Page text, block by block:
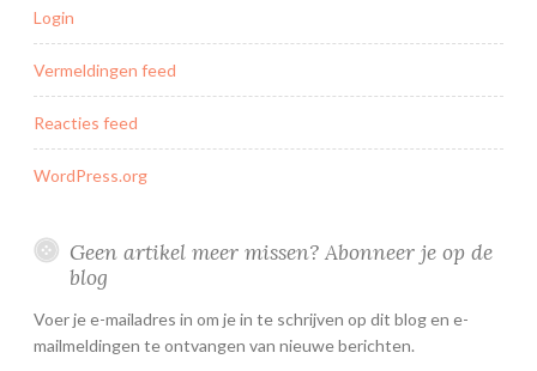
Login
Vermeldingen feed
Reacties feed
WordPress.org
Geen artikel meer missen? Abonneer je op de
blog
Voer je e-mailadres in om je in te schrijven op dit blog en e-
mailmeldingen te ontvangen van nieuwe berichten.